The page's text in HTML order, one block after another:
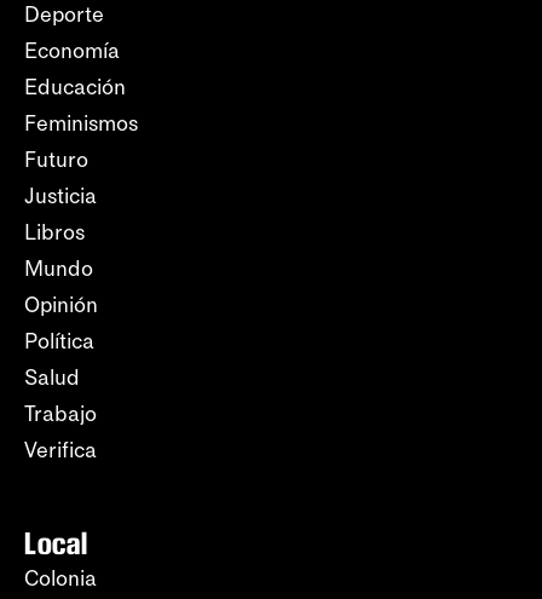
Deporte
Economía
Educación
Feminismos
Futuro
Justicia
Libros
Mundo
Opinión
Política
Salud
Trabajo
Verifica
Local
Colonia